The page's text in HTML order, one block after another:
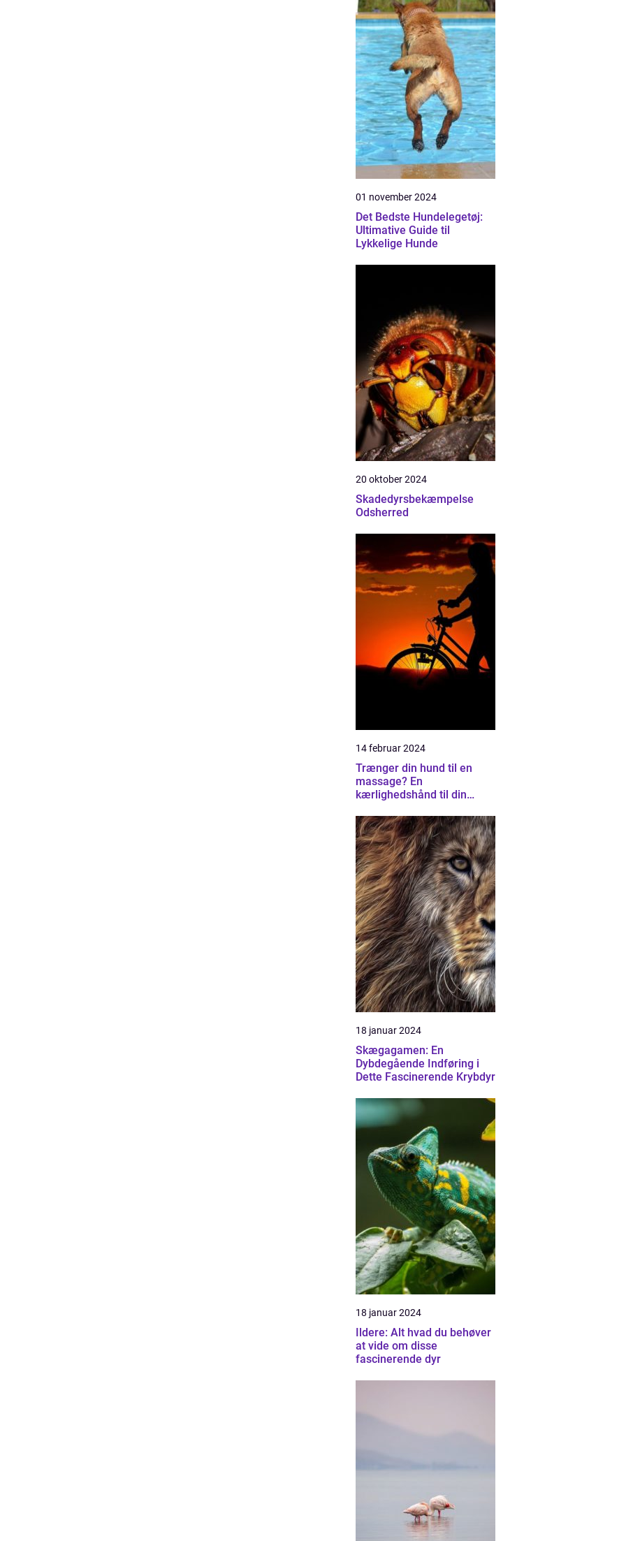
01 november 2024
Det Bedste Hundelegetøj:
Ultimative Guide til
Lykkelige Hunde
20 oktober 2024
Skadedyrsbekæmpelse
Odsherred
14 februar 2024
Trænger din hund til en
massage? En
kærlighedshånd til din
18 januar 2024
Skægagamen: En
Dybdegående Indføring i
Dette Fascinerende Krybdyr
18 januar 2024
Ildere: Alt hvad du behøver
at vide om disse
fascinerende dyr